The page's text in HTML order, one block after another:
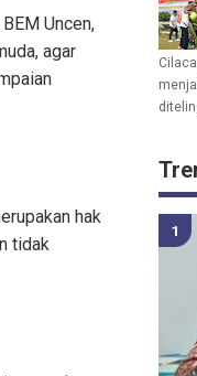
Uncen,
agar
hak
tidak